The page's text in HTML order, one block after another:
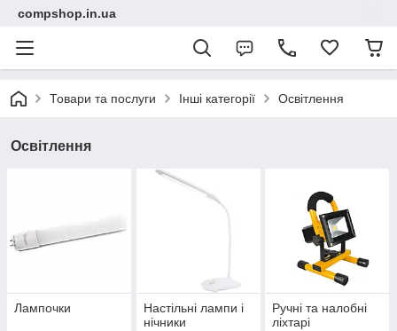
compshop.in.ua
Товари та послуги Інші категорії Освітлення
Освітлення
Лампочки
Настільні лампи і
нічники
Ручні та налобні
ліхтарі